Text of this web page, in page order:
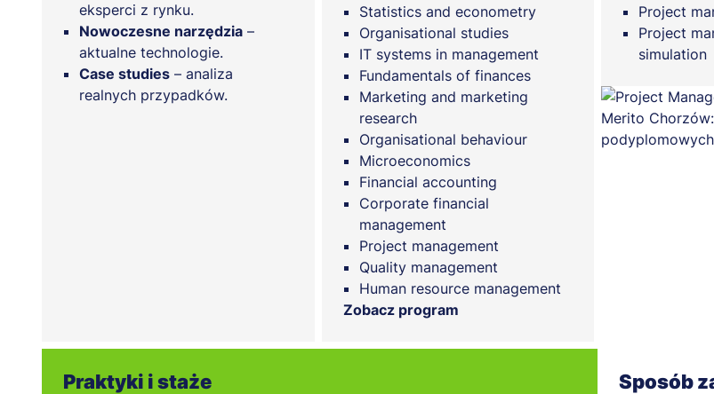
eksperci z rynku.
Nowoczesne narzędzia –
aktualne technologie.
Case studies – analiza
realnych przypadków.
Statistics and econometry
Organisational studies
IT systems in management
Fundamentals of finances
Marketing and marketing
research
Organisational behaviour
Microeconomics
Financial accounting
Corporate financial
management
Project management
Quality management
Human resource management
Zobacz program
Project
Project
simulation
Praktyki i staże Sposób